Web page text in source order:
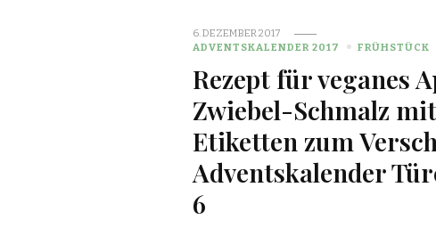
6. DEZEMBER 2017
ADVENTSKALENDER 2017
FRÜHSTÜCK
Rezept für veganes
Zwiebel-Schmalz mit
Etiketten zum
Adventskalender
6